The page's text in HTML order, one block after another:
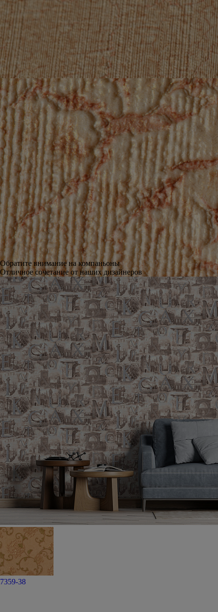
Обратите внимание на компаньоны
Отличное сочетание от наших дизайнеров
7359-38